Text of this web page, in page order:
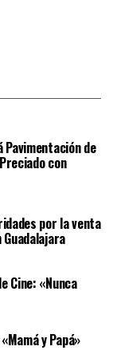
Pavimentación de
con
por la venta
Cine: «Nunca
y Papá»